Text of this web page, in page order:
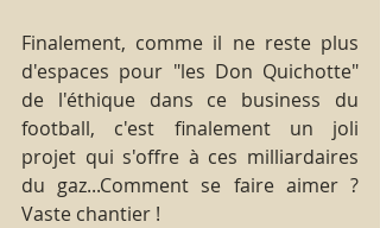
Finalement, comme il ne reste plus
d'espaces pour "les Don Quichotte"
de l'éthique dans ce business du
football, c'est finalement un joli
projet qui s'offre à ces milliardaires
du gaz...Comment se faire aimer ?
Vaste chantier !